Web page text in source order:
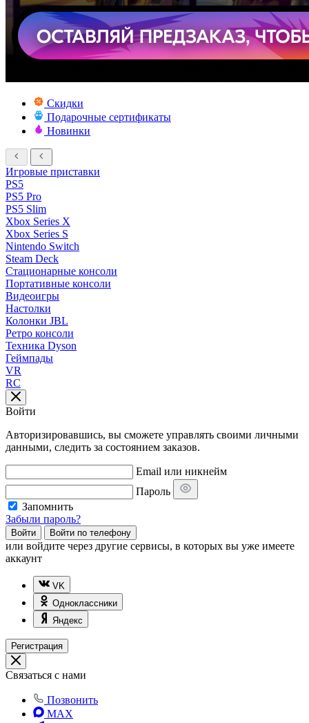
Скидки
Подарочные сертификаты
Новинки
Игровые приставки
PS5
PS5 Pro
PS5 Slim
Xbox Series X
Xbox Series S
Nintendo Switch
Steam Deck
Стационарные консоли
Портативные консоли
Видеоигры
Настолки
Колонки JBL
Ретро консоли
Техника Dyson
Геймпады
VR
RC
Войти
Авторизировавшись, вы сможете управлять своими личными
данными, следить за состоянием заказов.
Email или никнейм
Пароль
Запомнить
Забыли пароль?
Войти Войти по телефону
или войдите через другие сервисы, в которых вы уже имеете
аккаунт
VK
Одноклассники
Яндекс
Регистрация
Связаться с нами
Позвонить
MAX